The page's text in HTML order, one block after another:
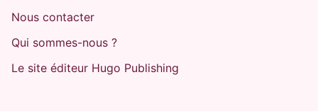
Nous contacter
Qui sommes-nous ?
Le site éditeur Hugo Publishing